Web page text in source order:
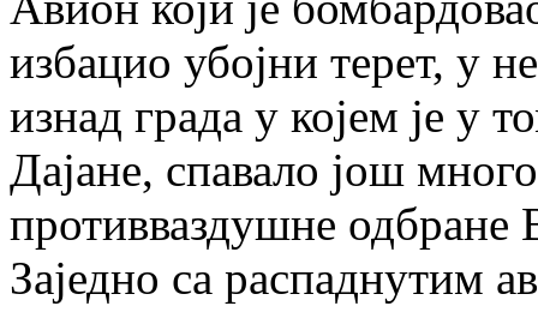
избацио убојни терет, у
изнад града у којем је у
Дајане, спавало још
противваздушне одбране
Заједно са распаднутим